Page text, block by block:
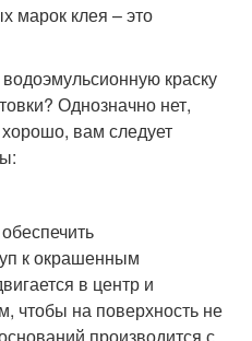
марок клея – это
краску
Однозначно нет,
вам следует
к окрашенным
в центр и
чтобы на поверхность не